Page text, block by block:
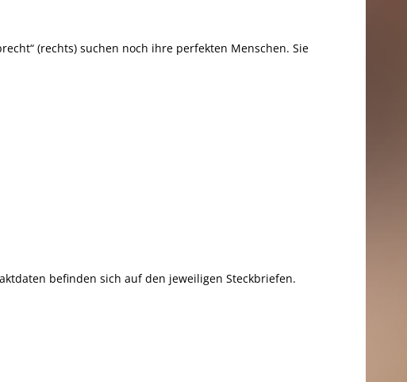
(rechts) suchen noch ihre perfekten Menschen. Sie
befinden sich auf den jeweiligen Steckbriefen.